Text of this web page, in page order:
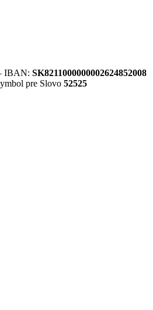
IBAN: SK8211000000002624852008
pre Slovo 52525